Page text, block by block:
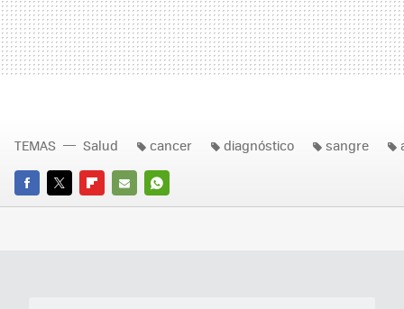
FACEBOOK
TWITTERFLIPBOARD
E-
WHATSAPP
TEMAS Salud cancer diagnóstico sangre